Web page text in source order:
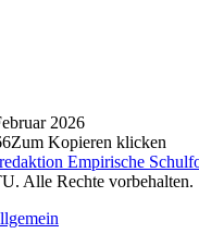
2026
Zum Kopieren klicken
Empirische
Alle Rechte vorbehalten.